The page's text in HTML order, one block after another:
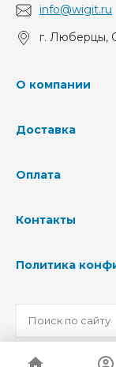
info@wigit.ru
г. Люберцы,
О компании
Доставка
Оплата
Контакты
Политика